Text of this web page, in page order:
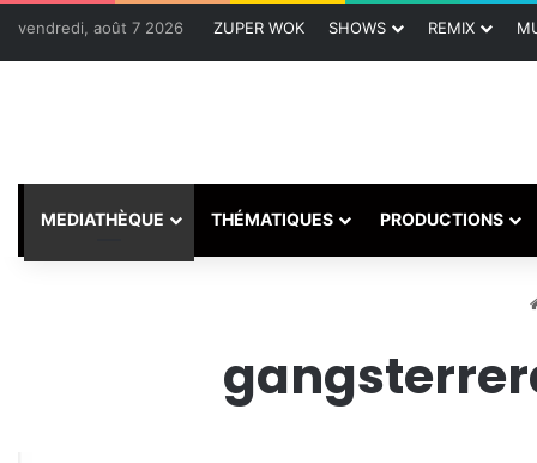
vendredi, août 7 2026 ZUPER WOK SHOWS REMIX
MEDIATHÈQUE THÉMATIQUES PRODUCTIONS